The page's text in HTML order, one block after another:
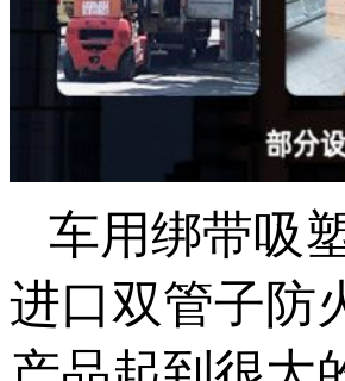
车用绑带吸
进口双管子防